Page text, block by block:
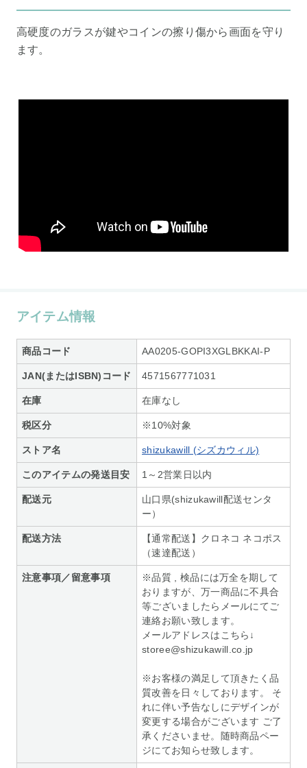
高硬度のガラスが鍵やコインの擦り傷から画面を守り
ます。
アイテム情報
商品コード AA0205-GOPI3XGLBKKAI-P
JAN(またはISBN)コード 4571567771031
在庫 在庫なし
税区分 ※10%対象
ストア名 shizukawill (シズカウィル)
このアイテムの発送目安 1～2営業日以内
配送元
山口県(shizukawill配送センタ
ー）
配送方法
【通常配送】クロネコ ネコポス
（速達配送）
注意事項／留意事項
※品質 , 検品には万全を期して
おりますが、万一商品に不具合
等ございましたらメールにてご
連絡お願い致します。
メールアドレスはこちら↓
storee@shizukawill.co.jp
※お客様の満足して頂きたく品
質改善を日々しております。 そ
れに伴い予告なしにデザインが
変更する場合がございます ご了
承くださいませ。随時商品ペー
ジにてお知らせ致します。